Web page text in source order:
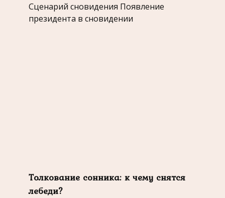
Сценарий сновидения Появление
президента в сновидении
Толкование сонника: к чему снятся
лебеди?